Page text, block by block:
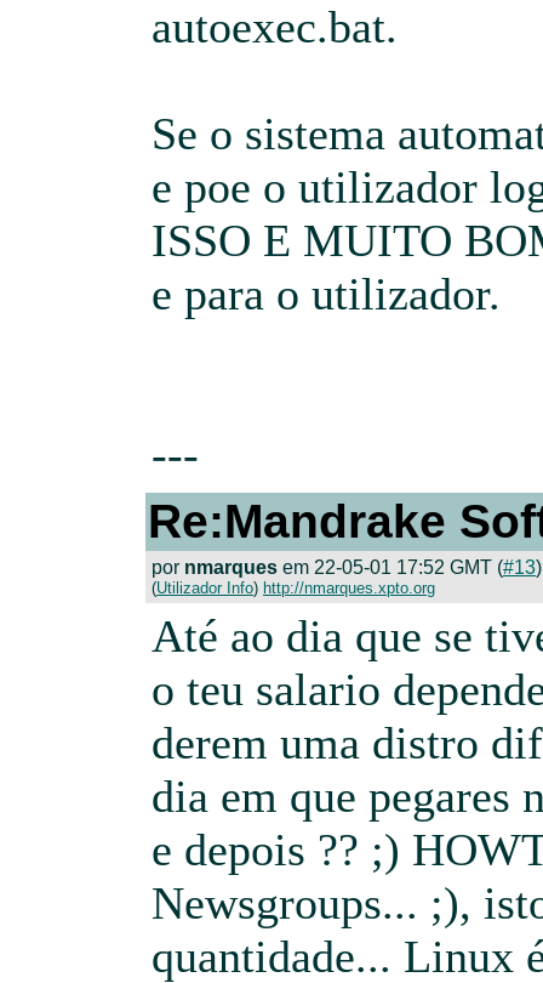
autoexec.bat.
Se o sistema
e poe o utilizador
ISSO E MUITO
e para o utilizador.
---
Re:Mandrake
por nmarques em 22-05-01 17:52 GMT (#13)
(Utilizador Info) http://nmarques.xpto.org
Até ao dia que se
o teu salario
derem uma distro
dia em que pegares
e depois ?? ;)
Newsgroups... ;),
quantidade... Linux